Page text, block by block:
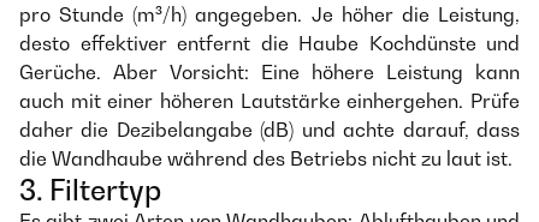
pro Stunde (m³/h) angegeben. Je höher die Leistung,
desto effektiver entfernt die Haube Kochdünste und
Gerüche. Aber Vorsicht: Eine höhere Leistung kann
auch mit einer höheren Lautstärke einhergehen. Prüfe
daher die Dezibelangabe (dB) und achte darauf, dass
die Wandhaube während des Betriebs nicht zu laut ist.
3. Filtertyp